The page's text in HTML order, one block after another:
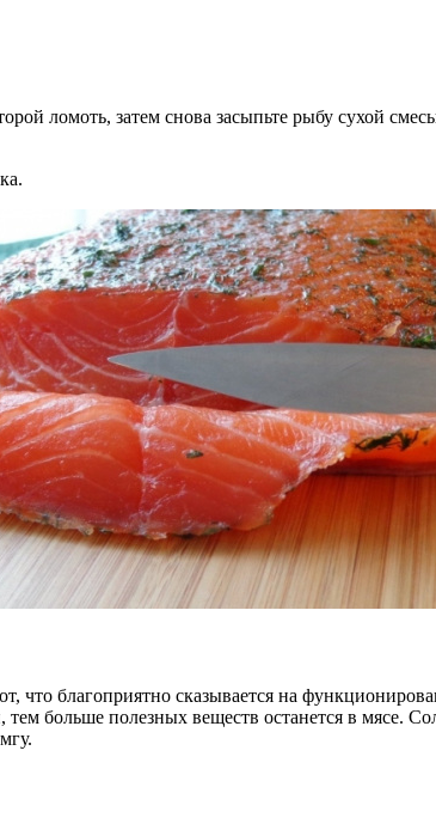
ломоть, затем снова засыпьте рыбу сухой
благоприятно сказывается на
больше полезных веществ останется в мясе.